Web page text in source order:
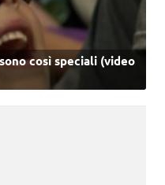
così speciali (video